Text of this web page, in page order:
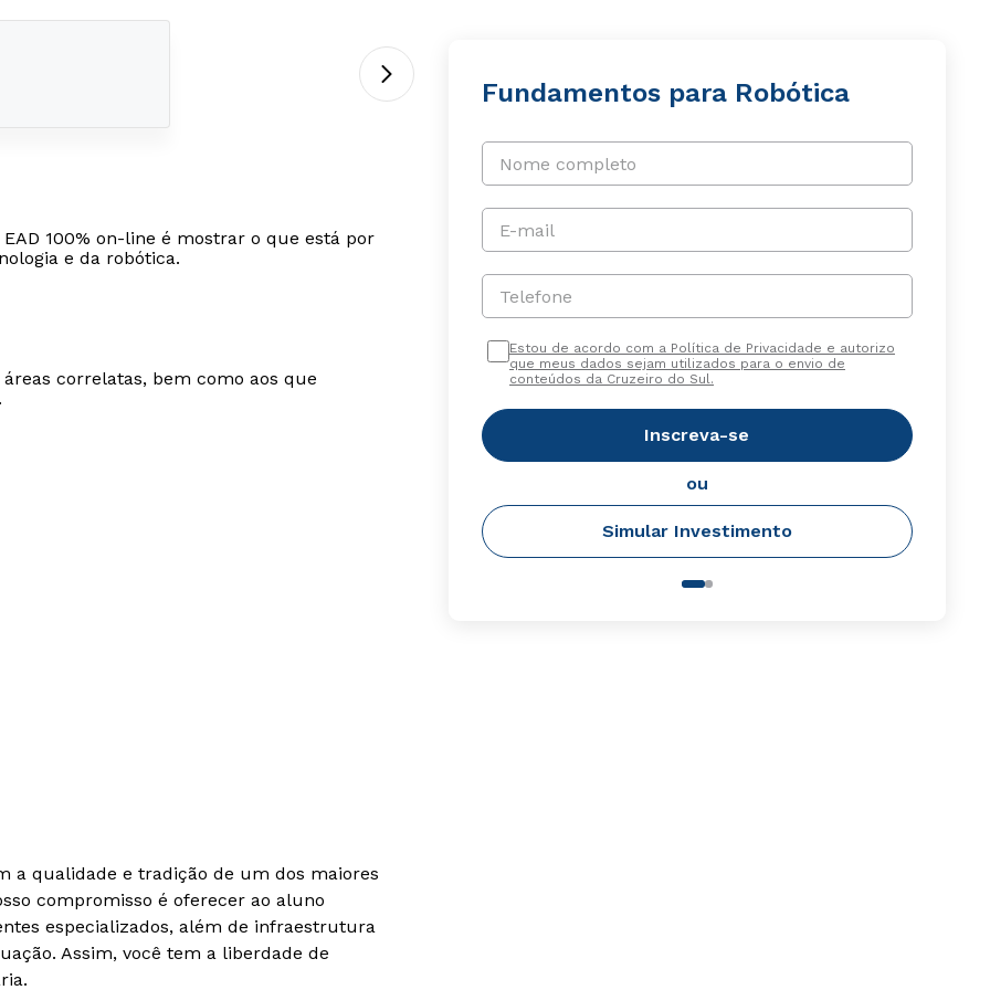
100% on-line é mostrar o que está por
e da robótica.
correlatas, bem como aos que
a qualidade e tradição de um dos maiores
compromisso é oferecer ao aluno
especializados, além de infraestrutura
Assim, você tem a liberdade de
Fundamentos para Robótica
Nome completo
E-mail
Telefone
Estou de acordo com a Política de Privacidade e autorizo
que meus dados sejam utilizados para o envio de
conteúdos da Cruzeiro do Sul.
Inscreva-se
ou
Simular Investimento